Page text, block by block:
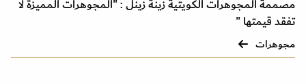
مصممة المجوهرات الكويتية زينة زينل : "المجوهرات المميزة لا
تفقد قيمتها "
مجوهرات